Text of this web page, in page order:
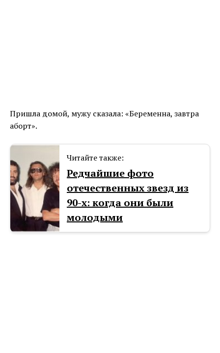
Пришла домой, мужу сказала: «Беременна, завтра
аборт».
Читайте также:
Редчайшие фото
отечественных звезд из
90-х: когда они были
молодыми